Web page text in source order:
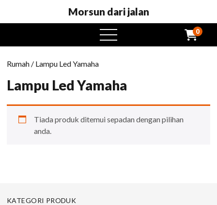
Morsun dari jalan
Buka
menu
0
Rumah / Lampu Led Yamaha
Lampu Led Yamaha
Tiada produk ditemui sepadan dengan pilihan
anda.
KATEGORI PRODUK